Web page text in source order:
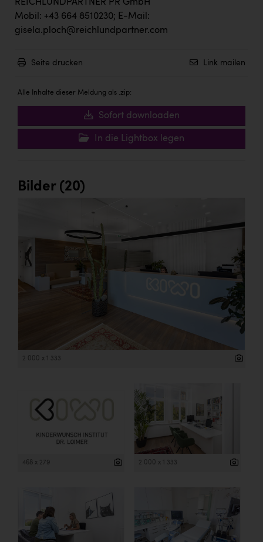
REICHLUNDPARTNER PR GmbH
Mobil: +43 664 8510230; E-Mail:
gisela.ploch@reichlundpartner.com
Seite drucken Link mailen
Alle Inhalte dieser Meldung als .zip:
Sofort downloaden
In die Lightbox legen
Bilder (20)
2 000 x 1 333
468 x 279 2 000 x 1 333